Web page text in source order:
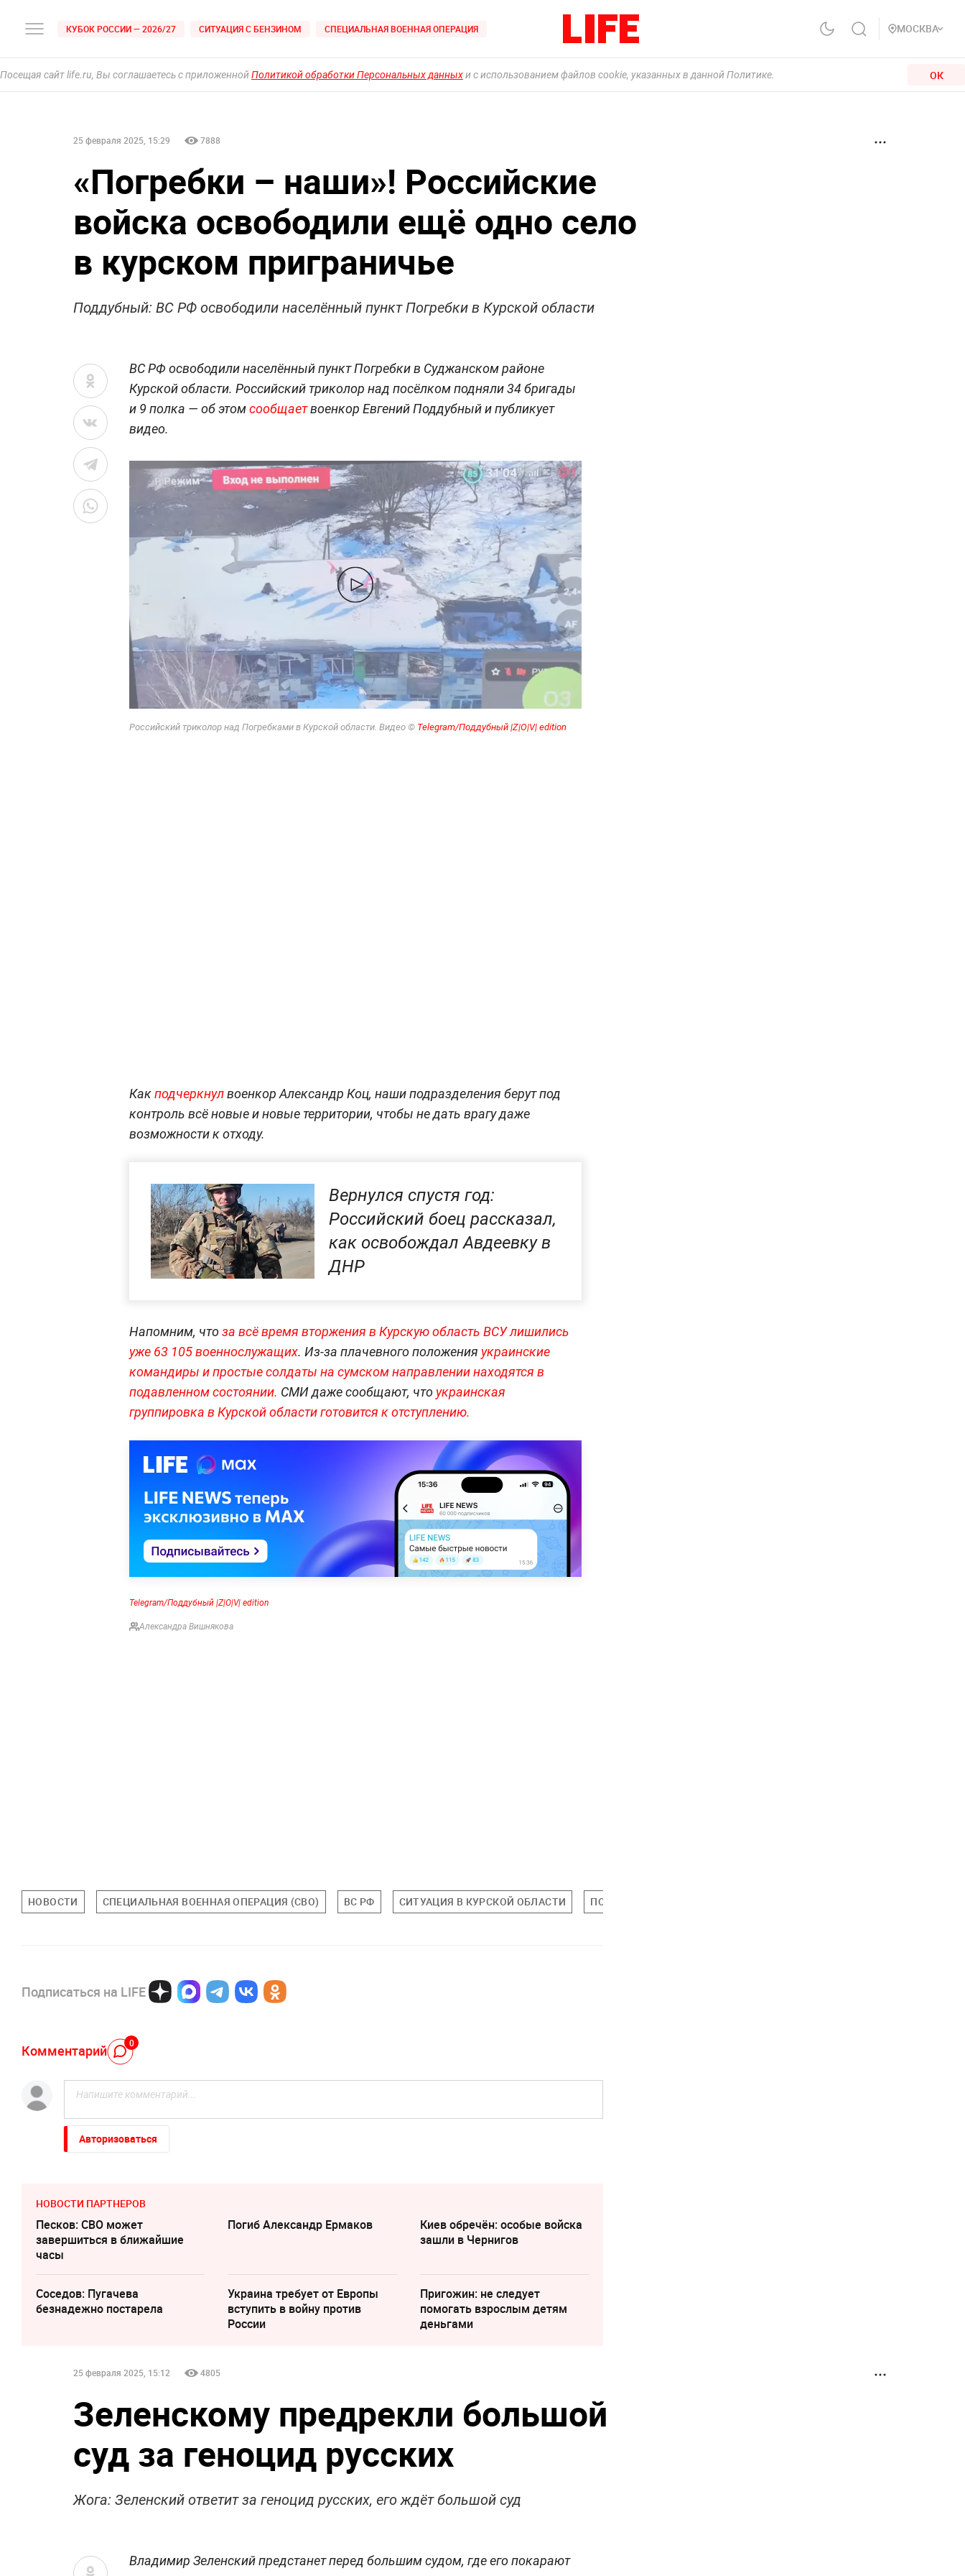
КУБОК РОССИИ — 2026/27 СИТУАЦИЯ С БЕНЗИНОМ СПЕЦИАЛЬНАЯ ВОЕННАЯ ОПЕРАЦИЯ МОСКВА
Посещая сайт life.ru, Вы соглашаетесь с приложеннойПолитикой обработки Персональных данныхи с использованием файлов cookie, указанных в данной Политике. ОК
25 февраля 2025, 15:29 7888
«Погребки – наши»! Российские
войска освободили ещё одно село
в курском приграничье
Поддубный: ВС РФ освободили населённый пункт Погребки в Курской области
ВС РФ освободили населённый пункт Погребки в Суджанском районе
Курской области. Российский триколор над посёлком подняли 34 бригады
и 9 полка — об этомсообщаетвоенкор Евгений Поддубный и публикует
видео.
Российский триколор над Погребками в Курской области. Видео © Telegram/Поддубный |Z|О|V| edition
Какподчеркнулвоенкор Александр Коц, наши подразделения берут под
контроль всё новые и новые территории, чтобы не дать врагу даже
возможности к отходу.
Вернулся спустя год:
Российский боец рассказал,
как освобождал Авдеевку в
ДНР
Напомним, чтоза всё время вторжения в Курскую область ВСУ лишились
уже 63 105 военнослужащих. Из-за плачевного положения украинские
командиры и простые солдаты на сумском направлении находятся в
подавленном состоянии. СМИ даже сообщают, что украинская
группировка в Курской области готовится к отступлению.
Telegram/Поддубный |Z|О|V| edition
Александра Вишнякова
НОВОСТИ СПЕЦИАЛЬНАЯ ВОЕННАЯ ОПЕРАЦИЯ (СВО) ВС РФ СИТУАЦИЯ В КУРСКОЙ ОБЛАСТИ ПОЛИТИКА
Подписаться на LIFE
Комментарий 0
Авторизоваться
НОВОСТИ ПАРТНЕРОВ
Песков: СВО может
завершиться в ближайшие
часы
Погиб Александр Ермаков
Киев обречён: особые войска
зашли в Чернигов
Соседов: Пугачева
безнадежно постарела
Украина требует от Европы
вступить в войну против
России
Пригожин: не следует
помогать взрослым детям
деньгами
25 февраля 2025, 15:12 4805
Зеленскому предрекли большой
суд за геноцид русских
Жога: Зеленский ответит за геноцид русских, его ждёт большой суд
Владимир Зеленский предстанет перед большим судом, где его покарают